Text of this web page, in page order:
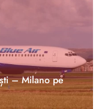
– Milano pe